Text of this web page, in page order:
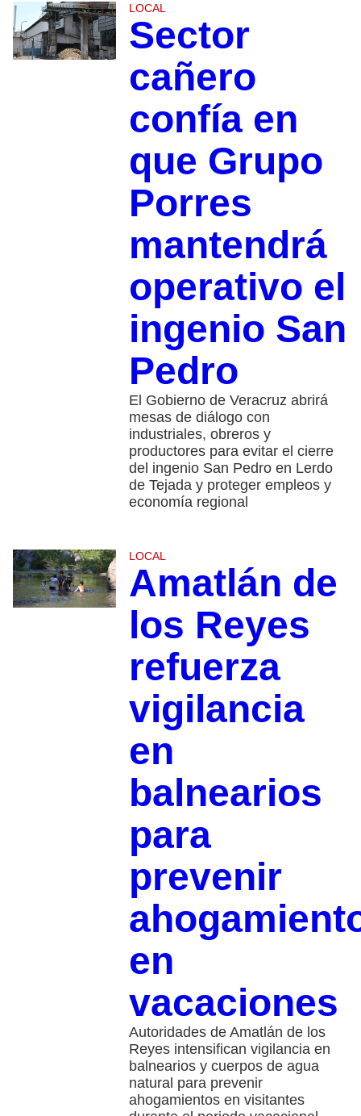
LOCAL
Sector
cañero
confía en
que Grupo
Porres
mantendrá
operativo el
ingenio San
Pedro
El Gobierno de Veracruz abrirá
mesas de diálogo con
industriales, obreros y
productores para evitar el cierre
del ingenio San Pedro en Lerdo
de Tejada y proteger empleos y
economía regional
LOCAL
Amatlán de
los Reyes
refuerza
vigilancia
en
balnearios
para
prevenir
en
vacaciones
Autoridades de Amatlán de los
Reyes intensifican vigilancia en
balnearios y cuerpos de agua
natural para prevenir
ahogamientos en visitantes